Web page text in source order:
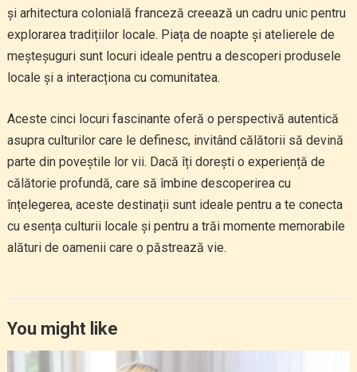
și arhitectura colonială franceză creează un cadru unic pentru
explorarea tradițiilor locale. Piața de noapte și atelierele de
meșteșuguri sunt locuri ideale pentru a descoperi produsele
locale și a interacționa cu comunitatea.
Aceste cinci locuri fascinante oferă o perspectivă autentică
asupra culturilor care le definesc, invitând călătorii să devină
parte din poveștile lor vii. Dacă îți dorești o experiență de
călătorie profundă, care să îmbine descoperirea cu
înțelegerea, aceste destinații sunt ideale pentru a te conecta
cu esența culturii locale și pentru a trăi momente memorabile
alături de oamenii care o păstrează vie.
You might like